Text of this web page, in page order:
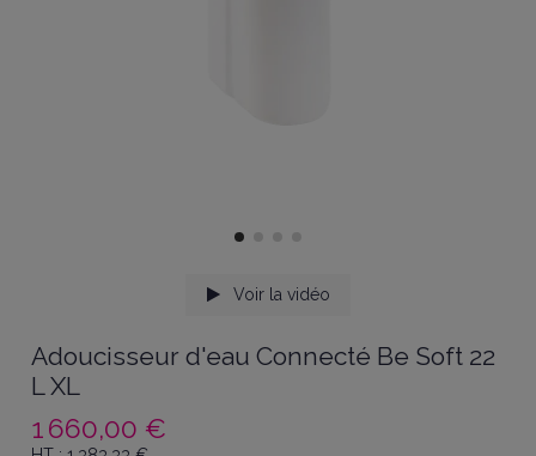
Voir la vidéo
Adoucisseur d'eau Connecté Be Soft 22
L XL
1 660,00 €